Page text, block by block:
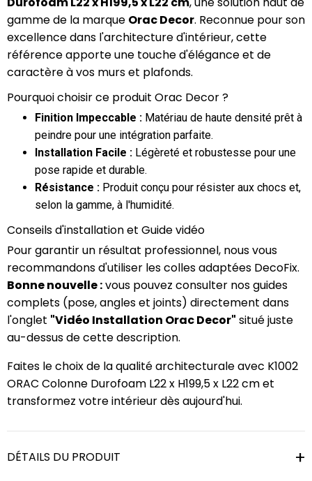
gamme de la marque Orac Decor. Reconnue pour son
excellence dans l'architecture d'intérieur, cette
référence apporte une touche d'élégance et de
caractère à vos murs et plafonds.
Pourquoi choisir ce produit Orac Decor ?
Finition Impeccable : Matériau de haute densité prêt à
peindre pour une intégration parfaite.
Installation Facile : Légèreté et robustesse pour une
pose rapide et durable.
Résistance : Produit conçu pour résister aux chocs et,
selon la gamme, à l'humidité.
Conseils d'installation et Guide vidéo
Pour garantir un résultat professionnel, nous vous
recommandons d'utiliser les colles adaptées DecoFix.
Bonne nouvelle :vous pouvez consulter nos guides
complets (pose, angles et joints) directement dans
l'onglet "Vidéo Installation Orac Decor" situé juste
au-dessus de cette description.
Faites le choix de la qualité architecturale avec K1002
ORAC Colonne Durofoam L22 x H199,5 x L22 cm et
transformez votre intérieur dès aujourd'hui.
DÉTAILS DU PRODUIT